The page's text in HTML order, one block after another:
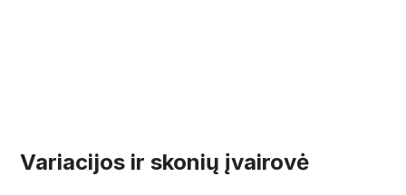
Variacijos ir skonių įvairovė